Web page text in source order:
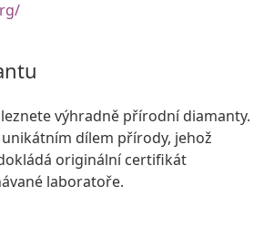
výhradně přírodní diamanty.
dílem přírody, jehož
originální certifikát
laboratoře.